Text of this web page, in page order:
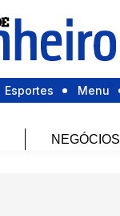
Esportes Menu
NEGÓCIOS